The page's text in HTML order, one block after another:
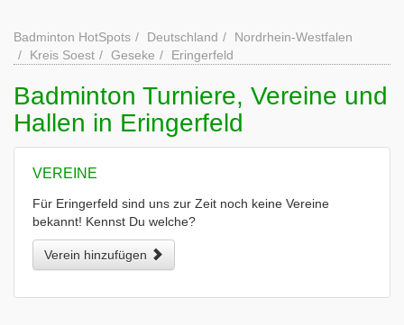
Badminton HotSpots Deutschland
Nordrhein-Westfalen
Kreis Soest
Geseke Eringerfeld
Badminton Turniere, Vereine und
Hallen in Eringerfeld
VEREINE
Für Eringerfeld sind uns zur Zeit noch keine Vereine
bekannt! Kennst Du welche?
Verein hinzufügen